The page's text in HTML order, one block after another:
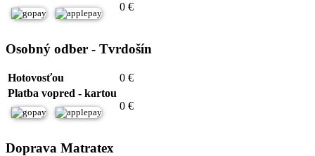
0 €
Osobný odber - Tvrdošín
Hotovosťou
0 €
Platba vopred - kartou
0 €
Doprava Matratex